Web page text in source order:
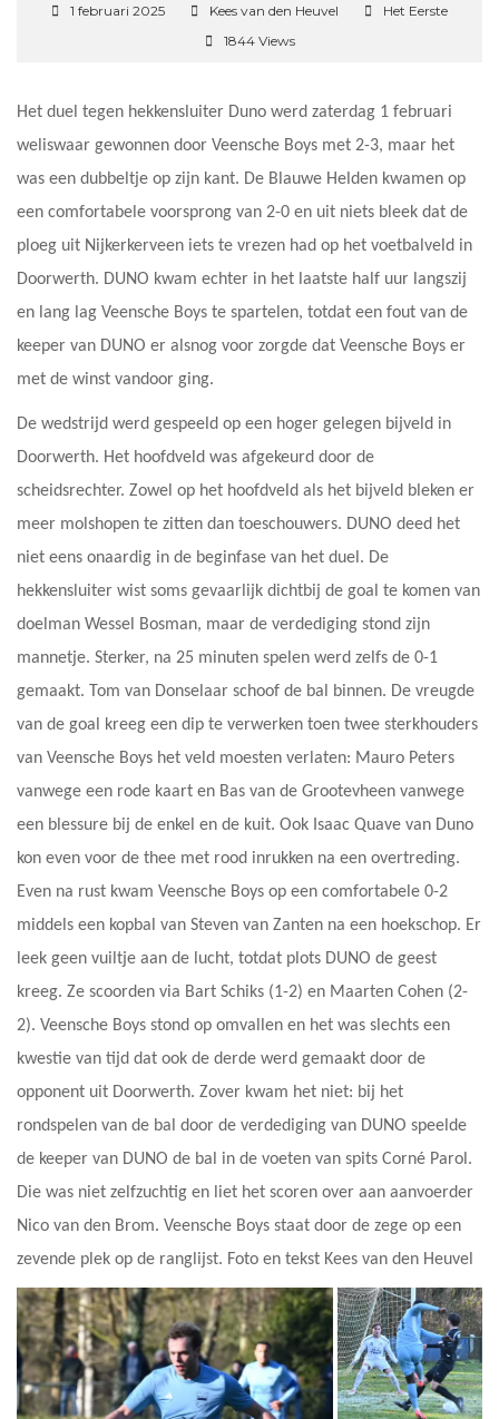
1 februari 2025 Kees van den Heuvel
Het Eerste
1844 Views
Het duel tegen hekkensluiter Duno werd zaterdag 1 februari
weliswaar gewonnen door Veensche Boys met 2-3, maar het
was een dubbeltje op zijn kant. De Blauwe Helden kwamen op
een comfortabele voorsprong van 2-0 en uit niets bleek dat de
ploeg uit Nijkerkerveen iets te vrezen had op het voetbalveld in
Doorwerth. DUNO kwam echter in het laatste half uur langszij
en lang lag Veensche Boys te spartelen, totdat een fout van de
keeper van DUNO er alsnog voor zorgde dat Veensche Boys er
met de winst vandoor ging.
De wedstrijd werd gespeeld op een hoger gelegen bijveld in
Doorwerth. Het hoofdveld was afgekeurd door de
scheidsrechter. Zowel op het hoofdveld als het bijveld bleken er
meer molshopen te zitten dan toeschouwers. DUNO deed het
niet eens onaardig in de beginfase van het duel. De
hekkensluiter wist soms gevaarlijk dichtbij de goal te komen van
doelman Wessel Bosman, maar de verdediging stond zijn
mannetje. Sterker, na 25 minuten spelen werd zelfs de 0-1
gemaakt. Tom van Donselaar schoof de bal binnen. De vreugde
van de goal kreeg een dip te verwerken toen twee sterkhouders
van Veensche Boys het veld moesten verlaten: Mauro Peters
vanwege een rode kaart en Bas van de Grootevheen vanwege
een blessure bij de enkel en de kuit. Ook Isaac Quave van Duno
kon even voor de thee met rood inrukken na een overtreding.
Even na rust kwam Veensche Boys op een comfortabele 0-2
middels een kopbal van Steven van Zanten na een hoekschop. Er
leek geen vuiltje aan de lucht, totdat plots DUNO de geest
kreeg. Ze scoorden via Bart Schiks (1-2) en Maarten Cohen (2-
2). Veensche Boys stond op omvallen en het was slechts een
kwestie van tijd dat ook de derde werd gemaakt door de
opponent uit Doorwerth. Zover kwam het niet: bij het
rondspelen van de bal door de verdediging van DUNO speelde
de keeper van DUNO de bal in de voeten van spits Corné Parol.
Die was niet zelfzuchtig en liet het scoren over aan aanvoerder
Nico van den Brom. Veensche Boys staat door de zege op een
zevende plek op de ranglijst. Foto en tekst Kees van den Heuvel